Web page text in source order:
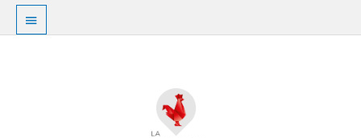
Aller
contenu
Au
dessus
principal